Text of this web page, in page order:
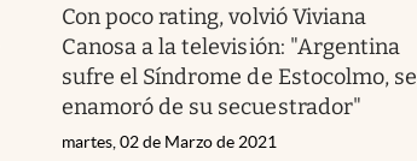
Con poco rating, volvió Viviana
Canosa a la televisión: "Argentina
sufre el Síndrome de Estocolmo, se
enamoró de su secuestrador"
martes, 02 de Marzo de 2021